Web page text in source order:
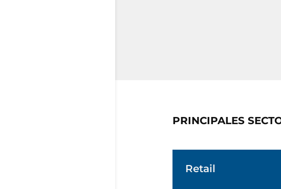
PRINCIPALES
Retail